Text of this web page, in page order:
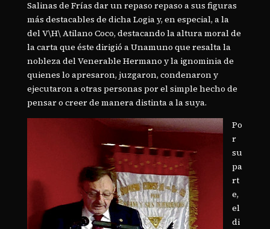
Salinas de Frías dar un repaso repaso a sus figuras
más destacables de dicha Logia y, en especial, a la
del V\H\ Atilano Coco, destacando la altura moral de
la carta que éste dirigió a Unamuno que resalta la
nobleza del Venerable Hermano y la ignominia de
quienes lo apresaron, juzgaron, condenaron y
ejecutaron a otras personas por el simple hecho de
pensar o creer de manera distinta a la suya.
Po
r
su
pa
rt
e,
el
di